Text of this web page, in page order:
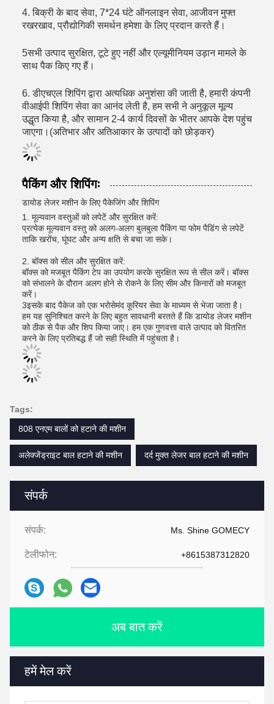
संपर्क
संपर्क: Ms. Shine GOMECY
टेलीफोन: +8615387312820
अब बात करें
हमें मेल करें
4. बिक्री के बाद सेवा, 7*24 घंटे ऑनलाइन सेवा, आजीवन मुफ्त
रखरखाव, प्रौद्योगिकी समर्थन हमेशा के लिए प्रदान करते हैं।
5सभी उत्पाद सुरक्षित, टूटे हुए नहीं और एल्यूमीनियम उड़ान मामले के
साथ पैक किए गए हैं।
6. डीएचएल शिपिंग द्वारा अत्यधिक अनुशंसा की जाती है, हमारी कंपनी
वीआईपी शिपिंग सेवा का आनंद लेती है, हम सभी ने अनुकूल मूल्य
उद्धृत किया है, और सामान 2-4 कार्य दिवसों के भीतर आपके देश पहुंच
जाएगा।(अतिभार और अतिआकार के उत्पादों को छोड़कर)
पैकिंग और शिपिंगः
डायोड लेजर मशीन के लिए पैकेजिंग और शिपिंग
1. मूल्यवान वस्तुओं को लपेटें और सुरक्षित करें:
प्रत्येक मूल्यवान वस्तु को अलग-अलग बुलबुला पैकिंग या फोम पैडिंग से लपेटें
ताकि खरोंच, घूंघट और अन्य क्षति से बचा जा सके।
2. बॉक्स को सील और सुरक्षित करें:
बॉक्स को मजबूत पैकिंग टेप का उपयोग करके सुरक्षित रूप से सील करें। बॉक्स
को संभालने के दौरान अलग होने से रोकने के लिए सीम और किनारों को मजबूत
करें।
3इसके बाद पैकेज को एक भरोसेमंद कूरियर सेवा के माध्यम से भेजा जाता है।
हम यह सुनिश्चित करने के लिए बहुत सावधानी बरतते हैं कि डायोड लेजर मशीन
को ठीक से पैक और शिप किया जाए। हम एक गुणवत्ता वाले उत्पाद को वितरित
करने के लिए प्रतिबद्ध हैं जो सही स्थिति में पहुंचता है।
Tags:
808 एनएम बालों को हटाने की मशीन
अलेक्जेंड्राइट बाल हटाने की मशीन दर्द मुक्त लेजर बाल हटाने की मशीन